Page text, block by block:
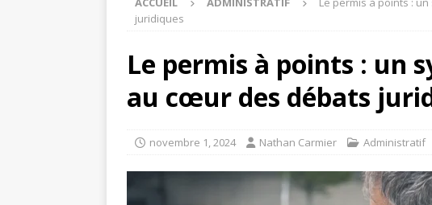
juridiques
Le permis à points : un
au cœur des débats
novembre 1, 2024 Nathan Carmier Administratif